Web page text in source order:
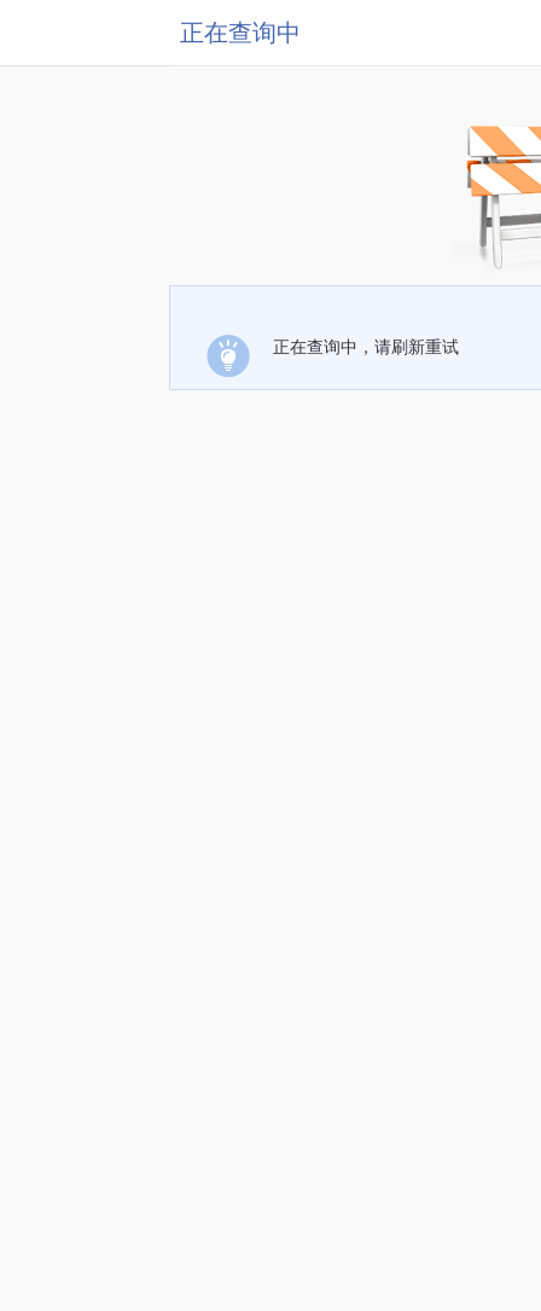
正在查询中
正在查询中，请刷新重试